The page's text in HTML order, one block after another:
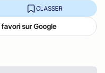
CLASSER
sur Google